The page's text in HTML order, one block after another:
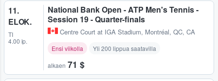
11.
ELOK.
TI
4.00 ip.
National Bank Open - ATP Men's Tennis -
Session 19 - Quarter-finals
Centre Court at IGA Stadium, Montréal, QC, CA
Ensi viikolla Yli 200 lippua saatavilla
alkaen 71 $